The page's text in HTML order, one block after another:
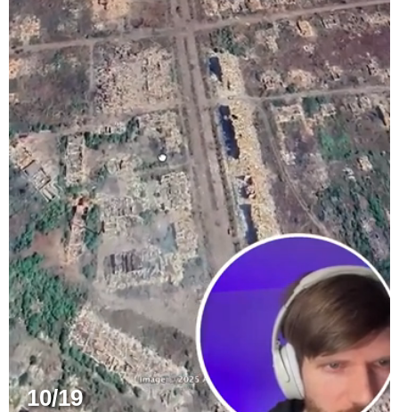
10/19